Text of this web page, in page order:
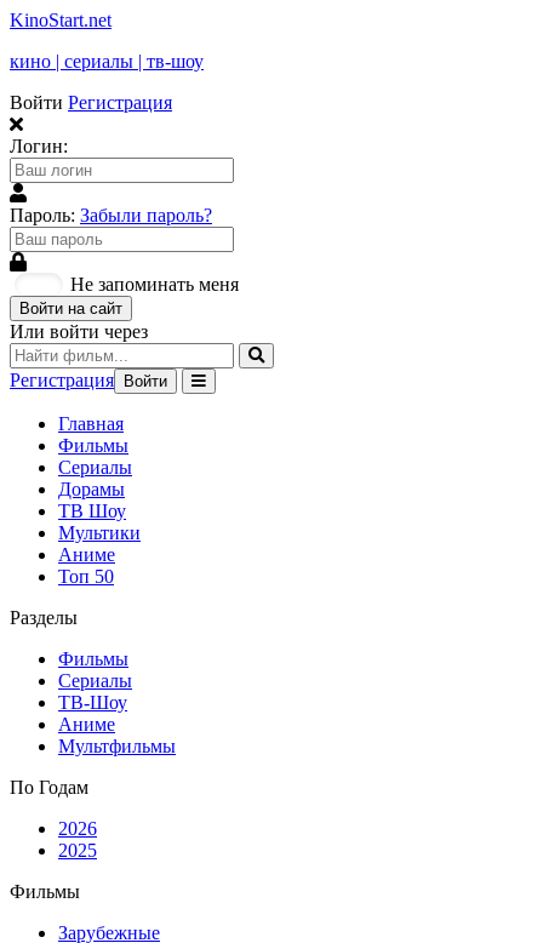
KinoStart.net
кино | сериалы | тв-шоу
Войти Регистрация
Логин:
Пароль: Забыли пароль?
Не запоминать меня
Войти на сайт
Или войти через
Регистрация Войти
Главная
Фильмы
Сериалы
Дорамы
ТВ Шоу
Мультики
Аниме
Топ 50
Разделы
Фильмы
Сериалы
ТВ-Шоу
Аниме
Мультфильмы
По Годам
2026
2025
Фильмы
Зарубежные